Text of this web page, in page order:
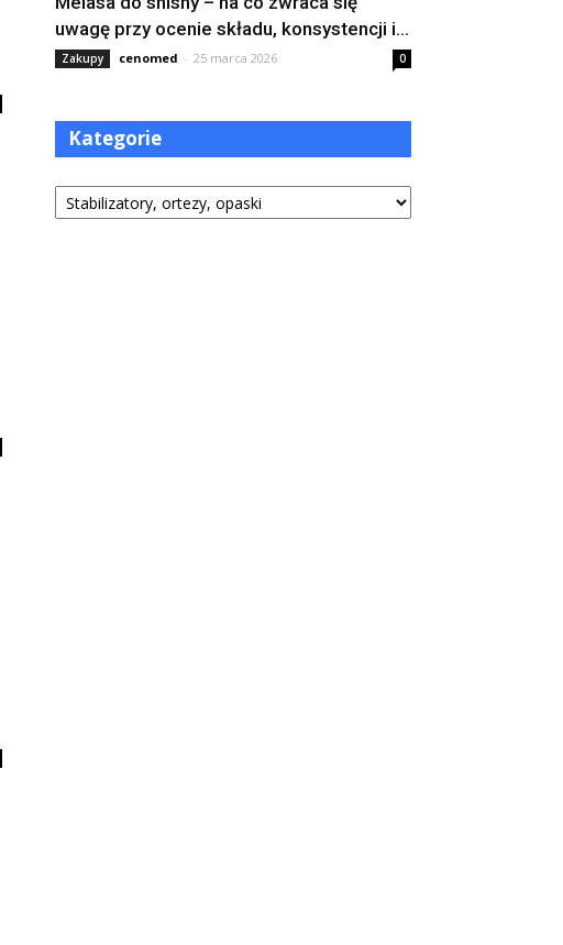
uwagę przy ocenie składu, konsystencji i...
Zakupy cenomed - 25 marca 2026 0
Kategorie
Kategorie